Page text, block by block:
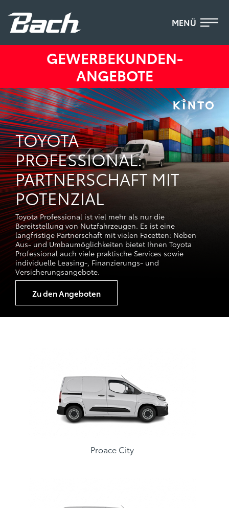
MENÜ
GEWERBEKUNDEN-
ANGEBOTE
TOYOTA
PROFESSIONAL:
PARTNERSCHAFT MIT
POTENZIAL
Toyota Professional ist viel mehr als nur die
Bereitstellung von Nutzfahrzeugen. Es ist eine
langfristige Partnerschaft mit vielen Facetten: Neben
Aus- und Umbaumöglichkeiten bietet Ihnen Toyota
Professional auch viele praktische Services sowie
individuelle Leasing-, Finanzierungs- und
Versicherungsangebote.
Zu den Angeboten
Proace City